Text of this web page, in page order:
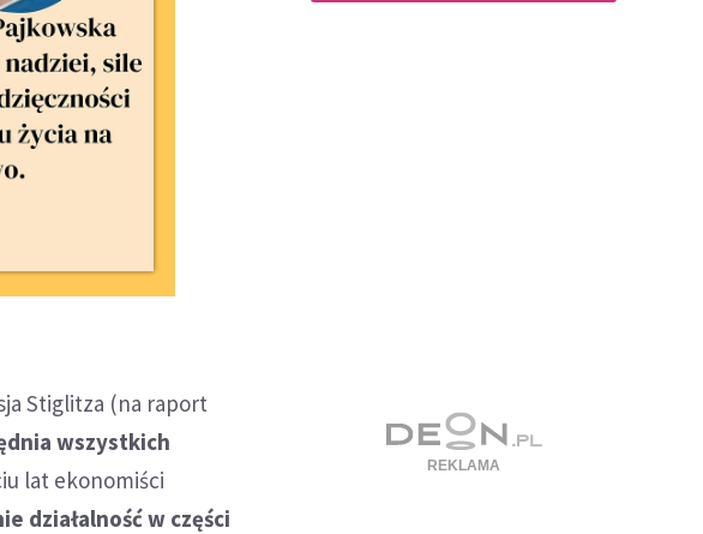
Stiglitza (na raport
wszystkich
lat ekonomiści
działalność w części